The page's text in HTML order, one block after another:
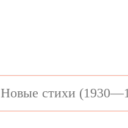
Новые стихи